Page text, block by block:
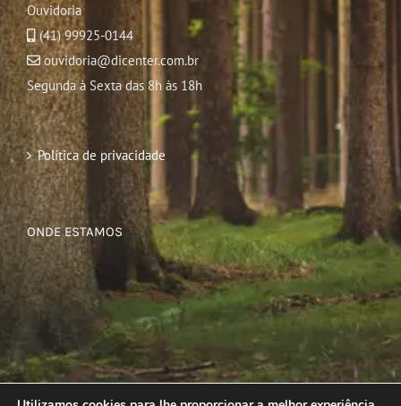
Ouvidoria
(41) 99925-0144
ouvidoria@dicenter.com.br
Segunda à Sexta das 8h às 18h
Política de privacidade
ONDE ESTAMOS